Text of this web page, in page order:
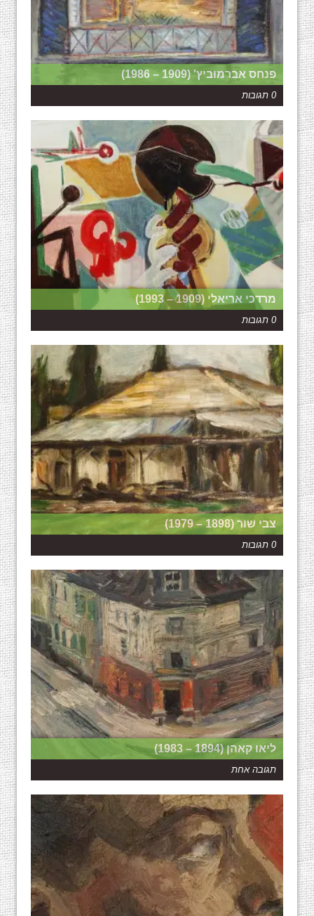
פנחס אברמוביץ' (1909 – 1986)
0 תגובות
מרדכי אריאלי (1909 – 1993)
0 תגובות
צבי שור (1898 – 1979)
0 תגובות
ליאו קאהן (1894 – 1983)
תגובה אחת